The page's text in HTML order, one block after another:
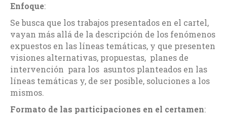
Enfoque:
Se busca que los trabajos presentados en el cartel,
vayan más allá de la descripción de los fenómenos
expuestos en las líneas temáticas, y que presenten
visiones alternativas, propuestas, planes de
intervención para los asuntos planteados en las
líneas temáticas y, de ser posible, soluciones a los
mismos.
Formato de las participaciones en el certamen: